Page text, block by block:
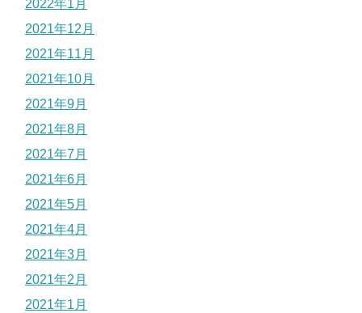
2022年1月
2021年12月
2021年11月
2021年10月
2021年9月
2021年8月
2021年7月
2021年6月
2021年5月
2021年4月
2021年3月
2021年2月
2021年1月